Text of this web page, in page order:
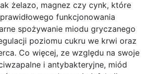
żelazo, magnez czy cynk, które
funkcjonowania
spożywanie miodu gryczanego
poziomu cukru we krwi oraz
Co więcej, ze względu na swoje
i antybakteryjne, miód